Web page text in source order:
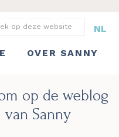
NL
OVER SANNY
op de weblog
van Sanny